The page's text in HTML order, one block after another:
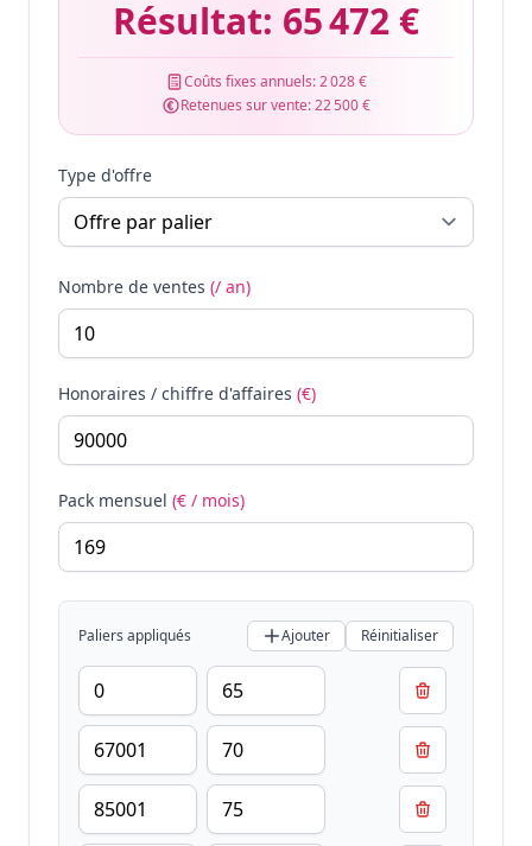
Résultat: 65 472 €
Coûts fixes annuels:2 028 €
Retenues sur vente:22 500 €
Type d'offre
Nombre de ventes (/ an)
Honoraires / chiffre d'affaires (€)
Pack mensuel (€ / mois)
Paliers appliqués Ajouter Réinitialiser